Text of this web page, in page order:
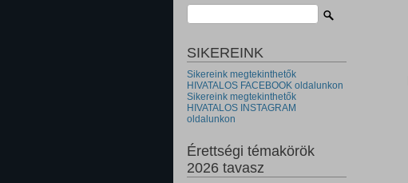
SIKEREINK
Sikereink megtekinthetők
HIVATALOS FACEBOOK oldalunkon
Sikereink megtekinthetők
HIVATALOS INSTAGRAM
oldalunkon
Érettségi témakörök
2026 tavasz